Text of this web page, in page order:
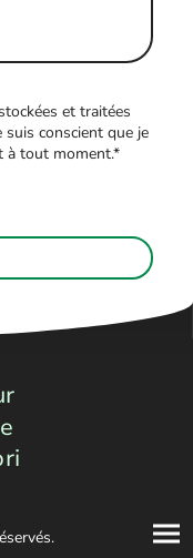
et traitées
conscient que je
à tout moment.*